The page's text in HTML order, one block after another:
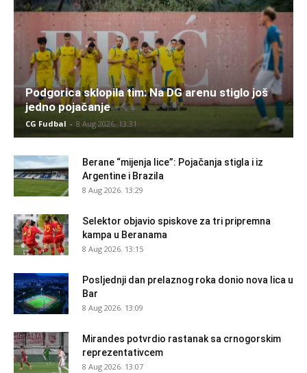
Podgorica sklopila tim: Na DG arenu stiglo još
jedno pojačanje
CG Fudbal - 8 Aug 2026. 13:31
Berane “mijenja lice”: Pojačanja stigla i iz
Argentine i Brazila
8 Aug 2026. 13:29
Selektor objavio spiskove za tri pripremna
kampa u Beranama
8 Aug 2026. 13:15
Posljednji dan prelaznog roka donio nova lica u
Bar
8 Aug 2026. 13:09
Mirandes potvrdio rastanak sa crnogorskim
reprezentativcem
8 Aug 2026. 13:07